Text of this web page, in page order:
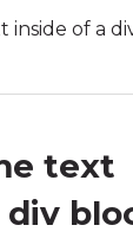
inside of a
text